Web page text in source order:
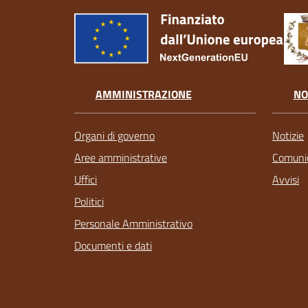
AMMINISTRAZIONE
Organi di governo
Aree amministrative
Uffici
Politici
Personale Amministrativo
Documenti e dati
Notizie
Avvisi